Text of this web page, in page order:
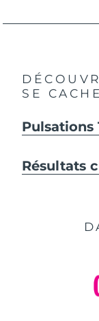
SE
Pulsations
Résultats